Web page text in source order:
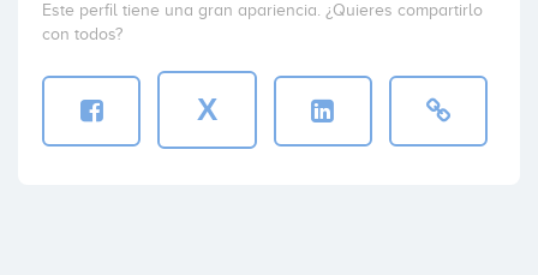
Este perfil tiene una gran apariencia. ¿Quieres compartirlo
con todos?
X